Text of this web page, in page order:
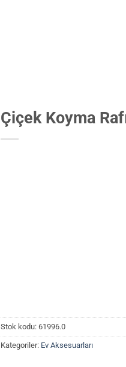
Çiçek Koyma
Stok kodu: 61996.0
Kategoriler: Ev Aksesuarları